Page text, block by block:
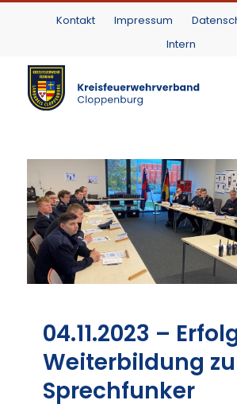
Kontakt Impressum
Intern
04.11.2023 –
Weiterbildung
Sprechfunker